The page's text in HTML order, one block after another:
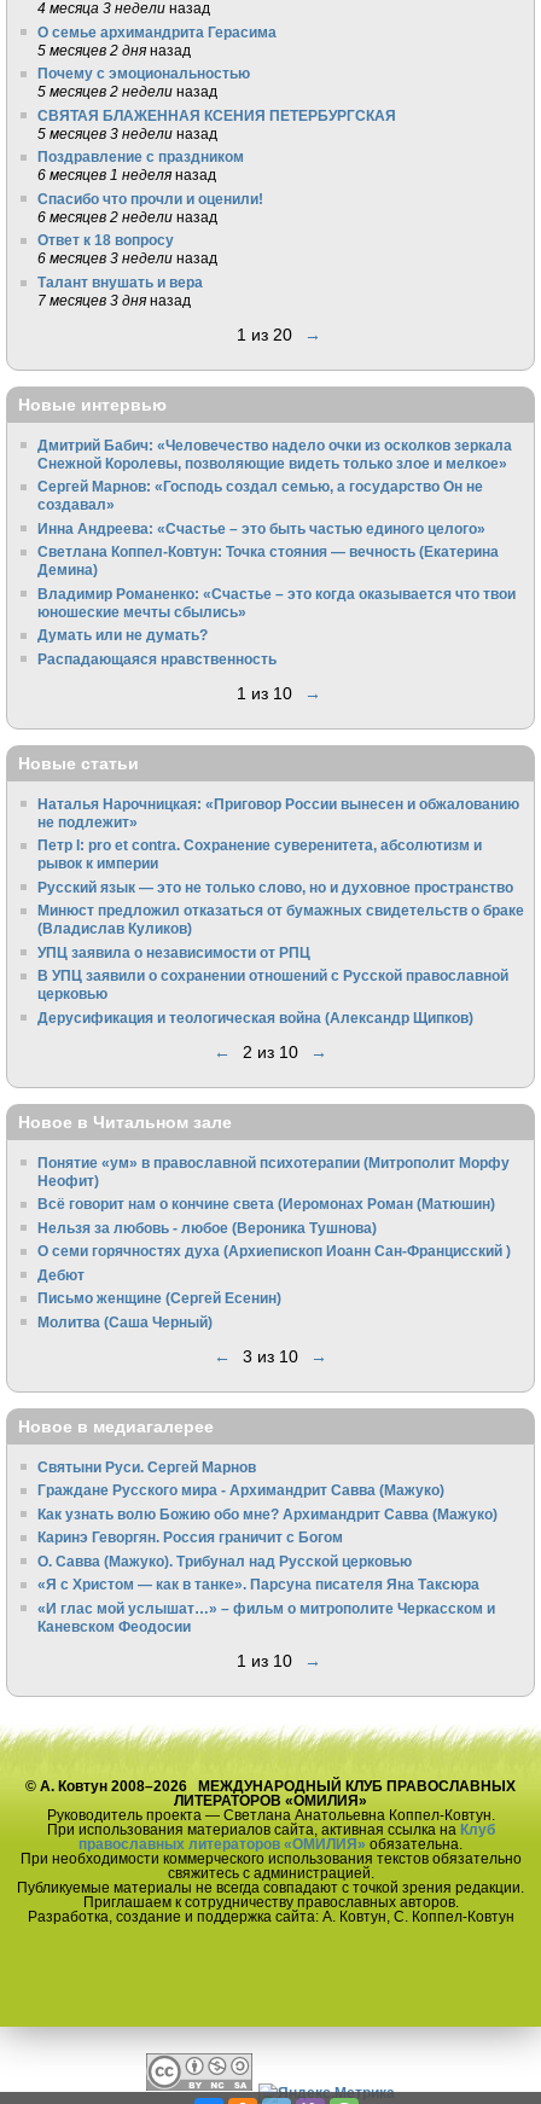
4 месяца 3 недели назад
О семье архимандрита Герасима
5 месяцев 2 дня назад
Почему с эмоциональностью
5 месяцев 2 недели назад
СВЯТАЯ БЛАЖЕННАЯ КСЕНИЯ ПЕТЕРБУРГСКАЯ
5 месяцев 3 недели назад
Поздравление с праздником
6 месяцев 1 неделя назад
Спасибо что прочли и оценили!
6 месяцев 2 недели назад
Ответ к 18 вопросу
6 месяцев 3 недели назад
Талант внушать и вера
7 месяцев 3 дня назад
1 из 20 →
Новые интервью
Дмитрий Бабич: «Человечество надело очки из осколков зеркала
Снежной Королевы, позволяющие видеть только злое и мелкое»
Сергей Марнов: «Господь создал семью, а государство Он не
создавал»
Инна Андреева: «Счастье – это быть частью единого целого»
Светлана Коппел-Ковтун: Точка стояния — вечность (Екатерина
Демина)
Владимир Романенко: «Счастье – это когда оказывается что твои
юношеские мечты сбылись»
Думать или не думать?
Распадающаяся нравственность
1 из 10 →
Новые статьи
Наталья Нарочницкая: «Приговор России вынесен и обжалованию
не подлежит»
Петр I: pro et contra. Сохранение суверенитета, абсолютизм и
рывок к империи
Русский язык — это не только слово, но и духовное пространство
Минюст предложил отказаться от бумажных свидетельств о браке
(Владислав Куликов)
УПЦ заявила о независимости от РПЦ
В УПЦ заявили о сохранении отношений с Русской православной
церковью
Дерусификация и теологическая война (Александр Щипков)
← 2 из 10 →
Новое в Читальном зале
Понятие «ум» в православной психотерапии (Митрополит Морфу
Неофит)
Всё говорит нам о кончине света (Иеромонах Роман (Матюшин)
Нельзя за любовь - любое (Вероника Тушнова)
О семи горячностях духа (Архиепископ Иоанн Сан-Францисский )
Дебют
Письмо женщине (Сергей Есенин)
Молитва (Саша Черный)
← 3 из 10 →
Новое в медиагалерее
Святыни Руси. Сергей Марнов
Граждане Русского мира - Архимандрит Савва (Мажуко)
Как узнать волю Божию обо мне? Архимандрит Савва (Мажуко)
Каринэ Геворгян. Россия граничит с Богом
О. Савва (Мажуко). Трибунал над Русской церковью
«Я с Христом — как в танке». Парсуна писателя Яна Таксюра
«И глас мой услышат…» – фильм о митрополите Черкасском и
Каневском Феодосии
1 из 10 →
© А. Ковтун 2008–2026 МЕЖДУНАРОДНЫЙ КЛУБ ПРАВОСЛАВНЫХ
ЛИТЕРАТОРОВ «ОМИЛИЯ»
Руководитель проекта — Светлана Анатольевна Коппел-Ковтун.
При использования материалов сайта, активная ссылка на Клуб
православных литераторов «ОМИЛИЯ» обязательна.
При необходимости коммерческого использования текстов обязательно
свяжитесь с администрацией.
Публикуемые материалы не всегда совпадают с точкой зрения редакции.
Приглашаем к сотрудничеству православных авторов.
Разработка, создание и поддержка сайта: А. Ковтун, С. Коппел-Ковтун